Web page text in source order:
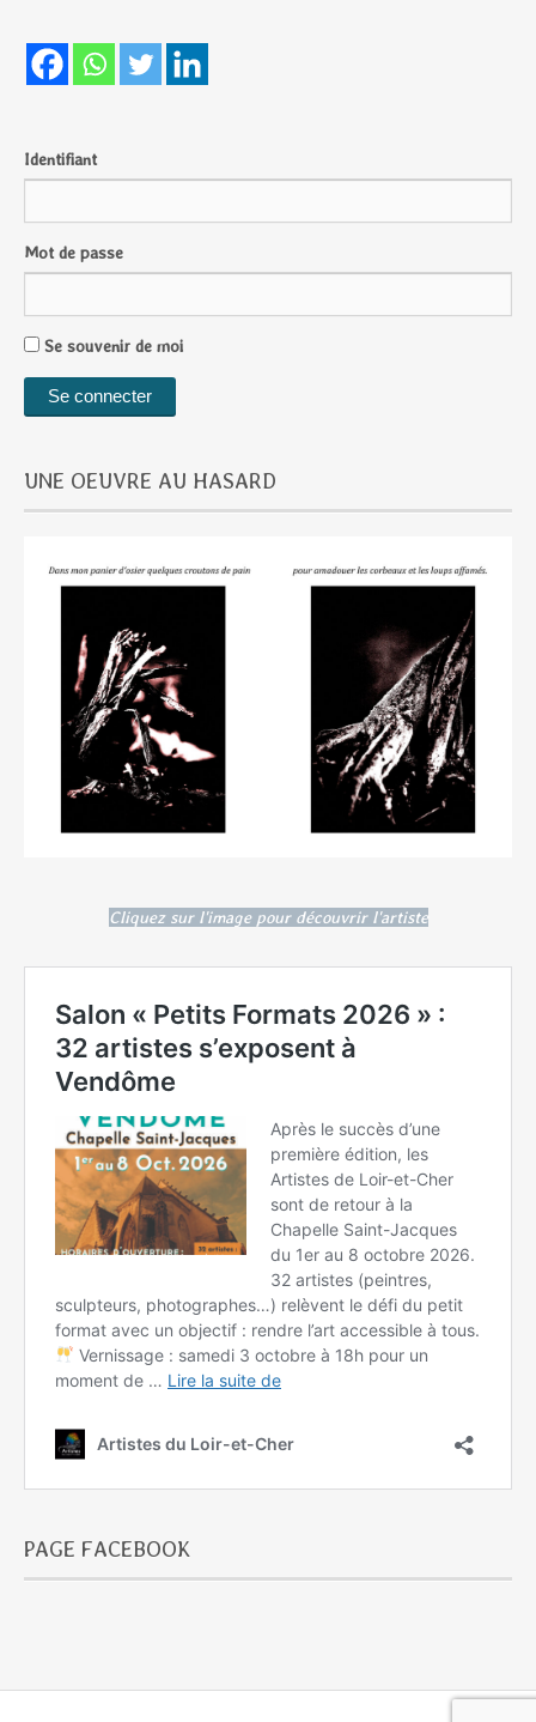
Identifiant
Mot de passe
Se souvenir de moi
UNE OEUVRE AU HASARD
Cliquez sur l'image pour découvrir l'artiste
PAGE FACEBOOK